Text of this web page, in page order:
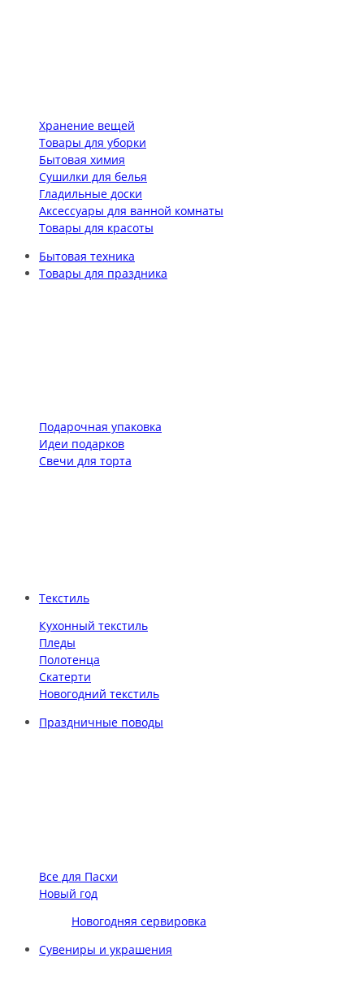
Хранение вещей
Товары для уборки
Бытовая химия
Сушилки для белья
Гладильные доски
Аксессуары для ванной комнаты
Товары для красоты
Бытовая техника
Товары для праздника
Подарочная упаковка
Идеи подарков
Свечи для торта
Текстиль
Кухонный текстиль
Пледы
Полотенца
Скатерти
Новогодний текстиль
Праздничные поводы
Все для Пасхи
Новый год
Новогодняя сервировка
Сувениры и украшения